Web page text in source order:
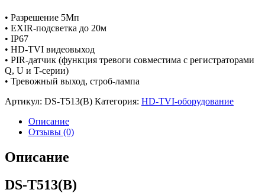
• Разрешение 5Мп
• EXIR-подсветка до 20м
• IP67
• HD-TVI видеовыход
• PIR-датчик (функция тревоги совместима с регистраторами
Q, U и T-серии)
• Тревожный выход, строб-лампа
Артикул: DS-T513(B) Категория: HD-TVI-оборудование
Описание
Отзывы (0)
Описание
DS-T513(B)